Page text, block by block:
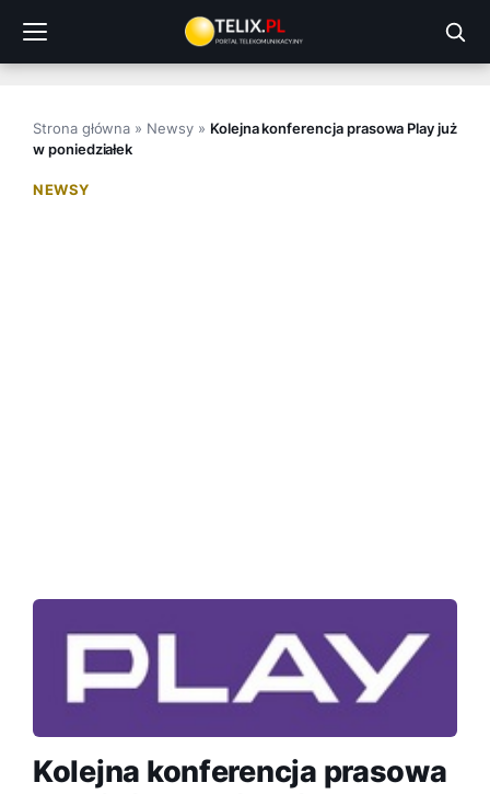
treści
Strona główna » Newsy» Kolejna konferencja prasowa Play już
w poniedziałek
NEWSY
Kolejna konferencja prasowa